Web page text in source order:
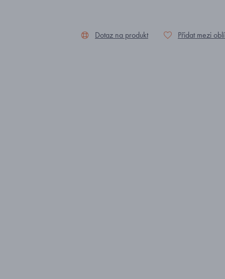
Dotaz na produkt Přidat mezi